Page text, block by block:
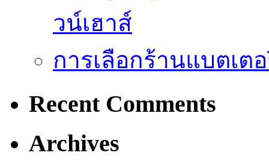
วน์เฮาส์
การเลือกร้านแบตเต
Recent Comments
Archives